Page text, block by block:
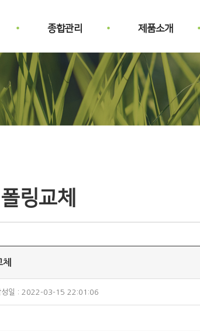
종합관리 제품소개
링교체
성일 : 2022-03-15 22:01:06